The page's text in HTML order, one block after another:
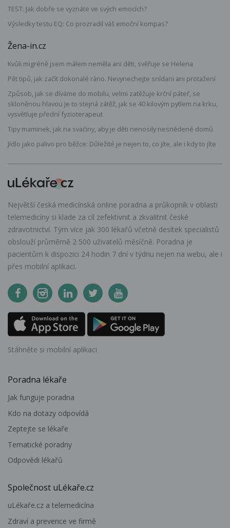
TEST: Jak dobře se vyznáte ve svých emocích?
Výsledky testu EQ: Co prozradil váš emoční kompas?
Žena-in.cz
Kvůli migréně jsem málem neměla ani děti, svěřuje se Helena
Pět tipů, jak začít dokonalé ráno. Nevynechejte snídani ani protažení
Způsob, jak se díváme do mobilu, velmi zatěžuje krční páteř, se
skloněnou hlavou je to stejná zátěž, jak se 40 kilovým pytlem na krku,
vysvětluje přední fyzioterapeut
Tipy maminek, jak na svačiny, aby je děti nenosily nesnědené domů
Jídlo jako palivo pro běžce: Důležité je nejen to, co jíte, ale i kdy to jíte
Největší česká medicínská online poradna a průkopník v oblasti
telemedicíny si klade za cíl zefektivnit a zkvalitnit české
zdravotnictví. Tým více jak 300 lékařů včetně desítek specialistů
obslouží průměrně 2 500 uživatelů měsíčně. Poradna je
pacientům k dispozici 24 hodin 7 dní v týdnu nejen na webu, ale i
přes mobilní aplikaci.
Stáhněte si mobilní aplikaci
Poradna lékaře
Jak funguje poradna
Kdo na dotazy odpovídá
Zeptejte se lékaře
Tematické poradny
Odpovědi lékařů
Společnost uLékaře.cz
uLékaře.cz a telemedicína
Zdraví a prevence ve firmě